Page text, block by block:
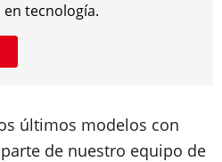
tecnología.
últimos modelos con
de nuestro equipo de